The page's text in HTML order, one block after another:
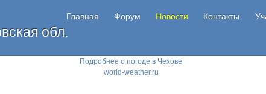
Подробнее о погоде в Чехове
world-weather.ru
обл.
Главная Форум Новости Контакты